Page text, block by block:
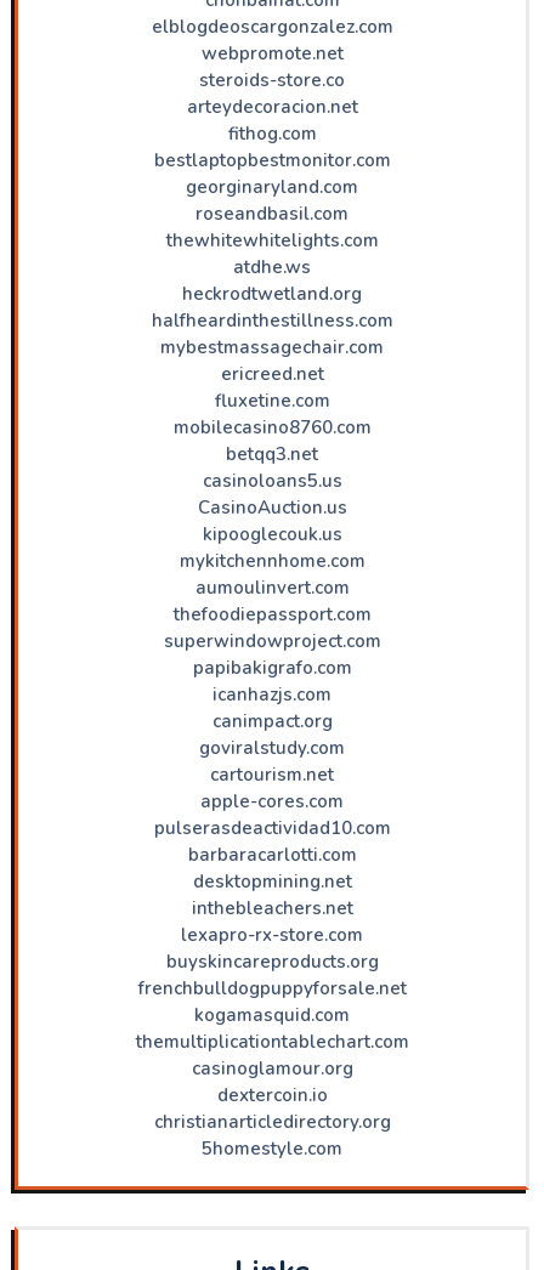
elblogdeoscargonzalez.com
webpromote.net
steroids-store.co
arteydecoracion.net
fithog.com
bestlaptopbestmonitor.com
georginaryland.com
roseandbasil.com
thewhitewhitelights.com
atdhe.ws
heckrodtwetland.org
halfheardinthestillness.com
mybestmassagechair.com
ericreed.net
fluxetine.com
mobilecasino8760.com
betqq3.net
casinoloans5.us
CasinoAuction.us
kipooglecouk.us
mykitchennhome.com
aumoulinvert.com
thefoodiepassport.com
superwindowproject.com
papibakigrafo.com
icanhazjs.com
canimpact.org
goviralstudy.com
cartourism.net
apple-cores.com
pulserasdeactividad10.com
barbaracarlotti.com
desktopmining.net
inthebleachers.net
lexapro-rx-store.com
buyskincareproducts.org
frenchbulldogpuppyforsale.net
kogamasquid.com
themultiplicationtablechart.com
casinoglamour.org
dextercoin.io
christianarticledirectory.org
5homestyle.com